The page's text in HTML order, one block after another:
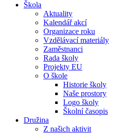
Škola
Aktuality
Kalendář akcí
Organizace roku
Vzdělávací materiály
Zaměstnanci
Rada školy
Projekty EU
O škole
Historie školy
Naše prostory
Logo školy
Školní časopis
Družina
Z našich aktivit